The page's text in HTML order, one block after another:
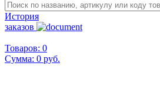
История
заказов
Товаров: 0
Сумма: 0 руб.